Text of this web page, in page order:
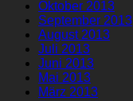
Oktober 2013
September 2013
August 2013
Juli 2013
Juni 2013
Mai 2013
März 2013